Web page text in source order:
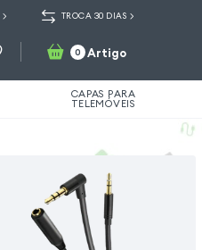
TROCA 30 DIAS
0 Artigo
CAPAS PARA
TELEMÓVEIS